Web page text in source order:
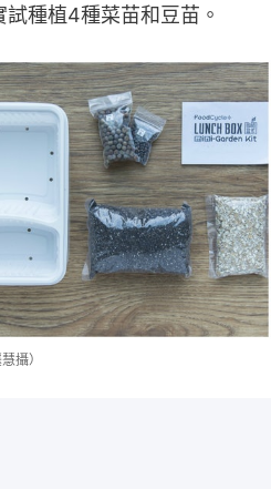
種植4種菜苗和豆苗。
攝）